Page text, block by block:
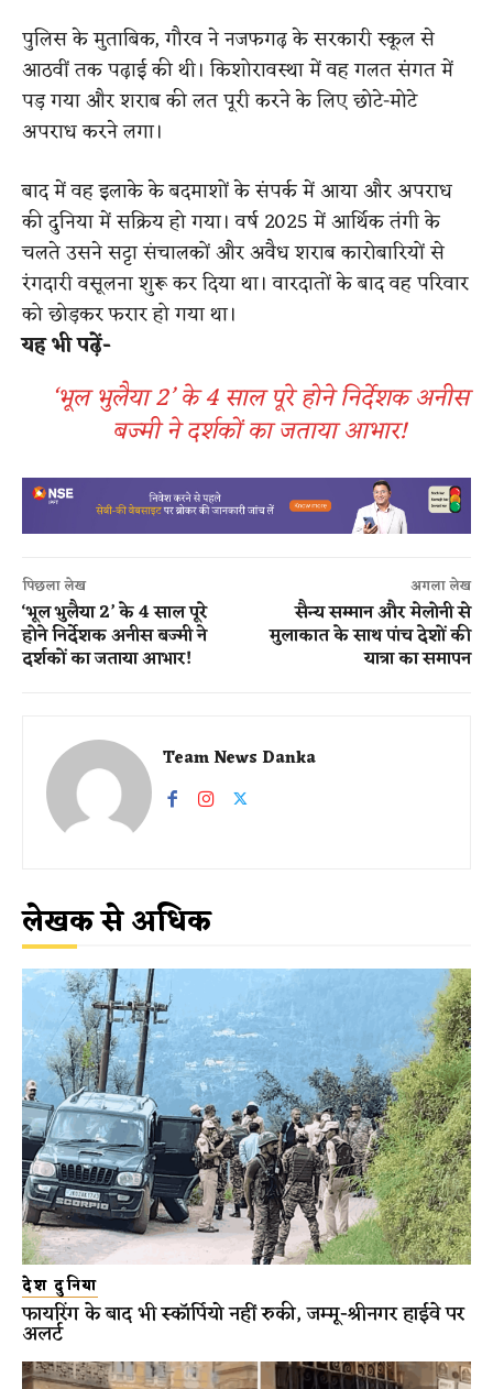
पुलिस के मुताबिक, गौरव ने नजफगढ़ के सरकारी स्कूल से
आठवीं तक पढ़ाई की थी। किशोरावस्था में वह गलत संगत में
पड़ गया और शराब की लत पूरी करने के लिए छोटे-मोटे
अपराध करने लगा।
बाद में वह इलाके के बदमाशों के संपर्क में आया और अपराध
की दुनिया में सक्रिय हो गया। वर्ष 2025 में आर्थिक तंगी के
चलते उसने सट्टा संचालकों और अवैध शराब कारोबारियों से
रंगदारी वसूलना शुरू कर दिया था। वारदातों के बाद वह परिवार
को छोड़कर फरार हो गया था।
यह भी पढ़ें-
‘भूल भुलैया 2’ के 4 साल पूरे होने निर्देशक अनीस
बज्मी ने दर्शकों का जताया आभार!
पिछला लेख
‘भूल भुलैया 2’ के 4 साल पूरे
होने निर्देशक अनीस बज्मी ने
दर्शकों का जताया आभार!
अगला लेख
सैन्य सम्मान और मेलोनी से
मुलाकात के साथ पांच देशों की
यात्रा का समापन
Team News Danka
लेखक से अधिक
देश दुनिया
फायरिंग के बाद भी स्कॉर्पियो नहीं रुकी, जम्मू-श्रीनगर हाईवे पर
अलर्ट